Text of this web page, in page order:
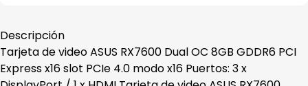
Descripción
Tarjeta de video ASUS RX7600 Dual OC 8GB GDDR6 PCI
Express x16 slot PCIe 4.0 modo x16 Puertos: 3 x